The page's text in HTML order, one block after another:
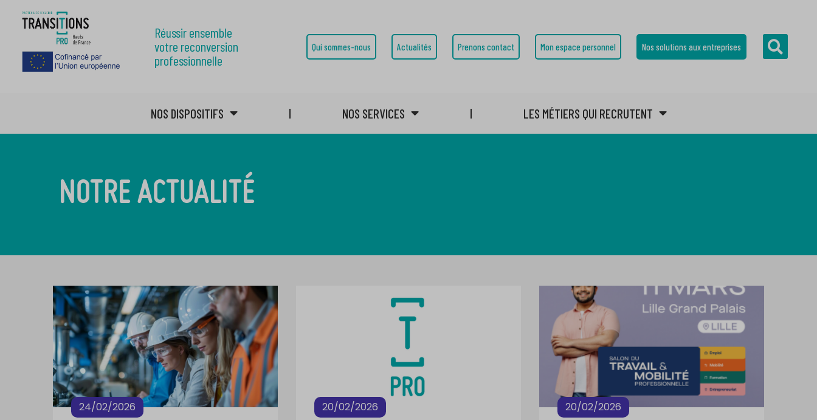
Réussir ensemble
votre reconversion
professionnelle
Qui sommes-nous Actualités Prenons contact Mon espace personnel Nos solutions aux entreprises
NOS DISPOSITIFS NOS SERVICES LES MÉTIERS QUI RECRUTENT
NOTRE ACTUALITÉ
24/02/2026 20/02/2026 20/02/2026